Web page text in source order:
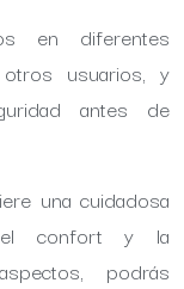
en diferentes
usuarios, y
antes de
una cuidadosa
el confort y la
podrás